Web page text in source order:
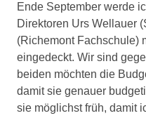
Ende September werde
Direktoren Urs Wellauer
(Richemont Fachschule)
eingedeckt. Wir sind
beiden möchten die
damit sie genauer
sie möglichst früh, damit